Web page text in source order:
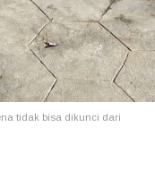
tidak bisa dikunci dari